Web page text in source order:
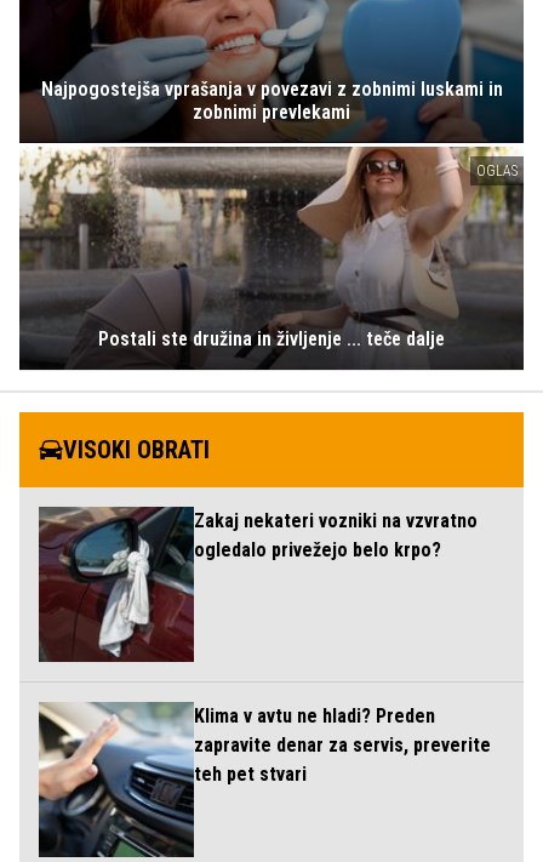
Najpogostejša vprašanja v povezavi z zobnimi luskami in
zobnimi prevlekami
OGLAS
Postali ste družina in življenje ... teče dalje
VISOKI OBRATI
Zakaj nekateri vozniki na vzvratno
ogledalo privežejo belo krpo?
Klima v avtu ne hladi? Preden
zapravite denar za servis, preverite
teh pet stvari